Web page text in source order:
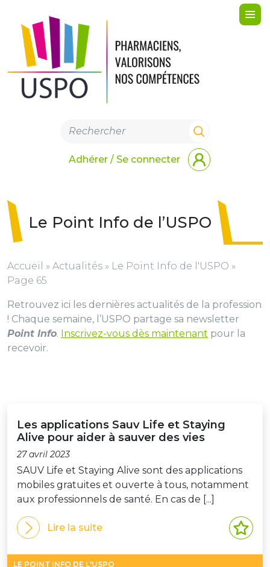
Adhérer / Se connecter
Le Point Info de l’USPO
Accueil » Actualités » Le Point Info de l'USPO »
Page 65
Retrouvez ici les dernières actualités de la profession
! Chaque semaine, l’USPO partage sa newsletter
Point Info. Inscrivez-vous dès maintenant pour la
recevoir.
LE POINT INFO DE L'USPO
Les applications Sauv Life et Staying
Alive pour aider à sauver des vies
27 avril 2023
SAUV Life et Staying Alive sont des applications
mobiles gratuites et ouverte à tous, notamment
aux professionnels de santé. En cas de [...]
Lire la suite